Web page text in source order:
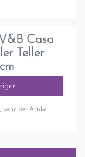
Casa
Teller
wenn der Artikel